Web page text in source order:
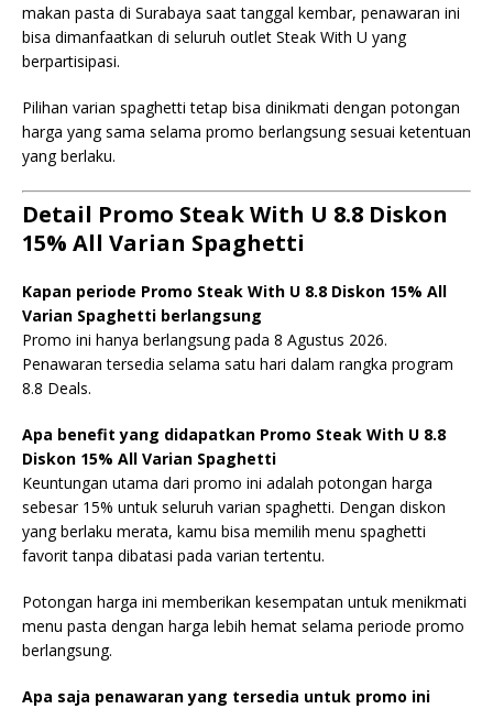
makan pasta di Surabaya saat tanggal kembar, penawaran ini
bisa dimanfaatkan di seluruh outlet Steak With U yang
berpartisipasi.
Pilihan varian spaghetti tetap bisa dinikmati dengan potongan
harga yang sama selama promo berlangsung sesuai ketentuan
yang berlaku.
Detail Promo Steak With U 8.8 Diskon
15% All Varian Spaghetti
Kapan periode Promo Steak With U 8.8 Diskon 15% All
Varian Spaghetti berlangsung
Promo ini hanya berlangsung pada 8 Agustus 2026.
Penawaran tersedia selama satu hari dalam rangka program
8.8 Deals.
Apa benefit yang didapatkan Promo Steak With U 8.8
Diskon 15% All Varian Spaghetti
Keuntungan utama dari promo ini adalah potongan harga
sebesar 15% untuk seluruh varian spaghetti. Dengan diskon
yang berlaku merata, kamu bisa memilih menu spaghetti
favorit tanpa dibatasi pada varian tertentu.
Potongan harga ini memberikan kesempatan untuk menikmati
menu pasta dengan harga lebih hemat selama periode promo
berlangsung.
Apa saja penawaran yang tersedia untuk promo ini